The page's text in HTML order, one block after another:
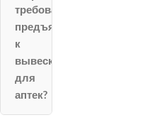
требования
предъявляются
к
вывескам
для
аптек?